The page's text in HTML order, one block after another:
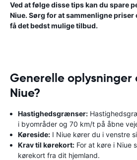
Ved at følge disse tips kan du spare
Niue. Sørg for at sammenligne
få det bedst mulige tilbud.
Generelle oplysninger
Niue?
Hastighedsgrænser:
i byområder og 70 km/t på åbne
Køreside: I Niue kører du i venstre
Krav til kørekort: For at køre i Niue
kørekort fra dit hjemland.